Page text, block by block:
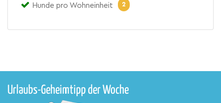
Hunde pro Wohneinheit
2
Urlaubs-Geheimtipp der Woche